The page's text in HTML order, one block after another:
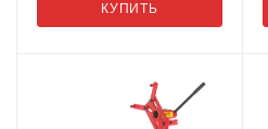
КУПИТЬ